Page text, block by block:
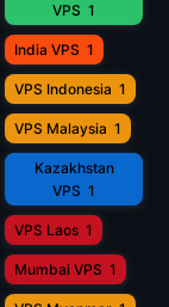
VPS 1
India VPS 1
VPS Indonesia 1
VPS Malaysia 1
Kazakhstan
VPS 1
VPS Laos 1
Mumbai VPS 1